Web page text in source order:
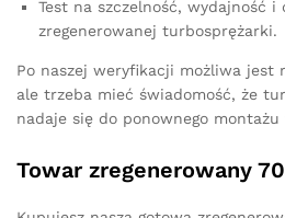
Test na szczelność, wydajność i
zregenerowanej turbosprężarki.
Po naszej weryfikacji możliwa jest
ale trzeba mieć świadomość, że
nadaje się do ponownego montażu
Towar zregenerowany